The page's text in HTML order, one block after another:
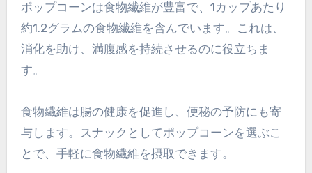
ポップコーンは食物繊維が豊富で、1カップあたり
約1.2グラムの食物繊維を含んでいます。これは、
消化を助け、満腹感を持続させるのに役立ちま
す。
食物繊維は腸の健康を促進し、便秘の予防にも寄
与します。スナックとしてポップコーンを選ぶこ
とで、手軽に食物繊維を摂取できます。